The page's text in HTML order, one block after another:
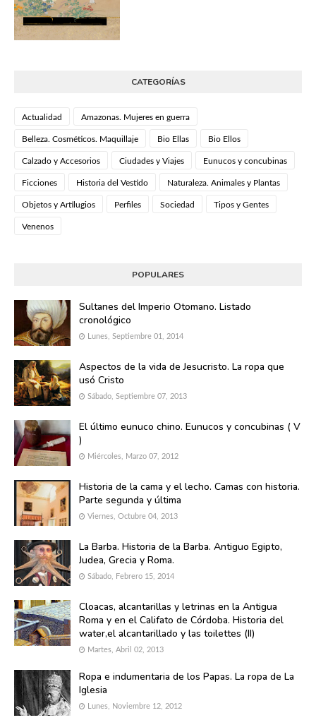
CATEGORÍAS
Actualidad Amazonas. Mujeres en guerra
Belleza. Cosméticos. Maquillaje Bio Ellas Bio Ellos
Calzado y Accesorios Ciudades y Viajes Eunucos y concubinas
Ficciones Historia del Vestido Naturaleza. Animales y Plantas
Objetos y Artilugios Perfiles Sociedad Tipos y Gentes
Venenos
POPULARES
Sultanes del Imperio Otomano. Listado
cronológico
Lunes, Septiembre 01, 2014
Aspectos de la vida de Jesucristo. La ropa que
usó Cristo
Sábado, Septiembre 07, 2013
El último eunuco chino. Eunucos y concubinas ( V
)
Miércoles, Marzo 07, 2012
Historia de la cama y el lecho. Camas con historia.
Parte segunda y última
Viernes, Octubre 04, 2013
La Barba. Historia de la Barba. Antiguo Egipto,
Judea, Grecia y Roma.
Sábado, Febrero 15, 2014
Cloacas, alcantarillas y letrinas en la Antigua
Roma y en el Califato de Córdoba. Historia del
water,el alcantarillado y las toilettes (II)
Martes, Abril 02, 2013
Ropa e indumentaria de los Papas. La ropa de La
Iglesia
Lunes, Noviembre 12, 2012